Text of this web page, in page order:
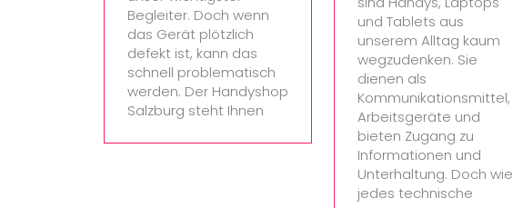
Begleiter. Doch wenn
das Gerät plötzlich
defekt ist, kann das
schnell problematisch
werden. Der Handyshop
Salzburg steht Ihnen
und Tablets aus
unserem Alltag kaum
wegzudenken. Sie
dienen als
Kommunikationsmittel,
Arbeitsgeräte und
bieten Zugang zu
Informationen und
Unterhaltung. Doch wie
jedes technische